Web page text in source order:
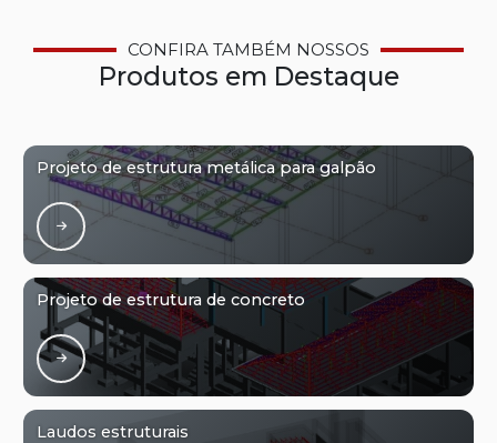
CONFIRA TAMBÉM NOSSOS
Produtos em Destaque
Projeto de estrutura metálica para galpão
Projeto de estrutura de concreto
Laudos estruturais